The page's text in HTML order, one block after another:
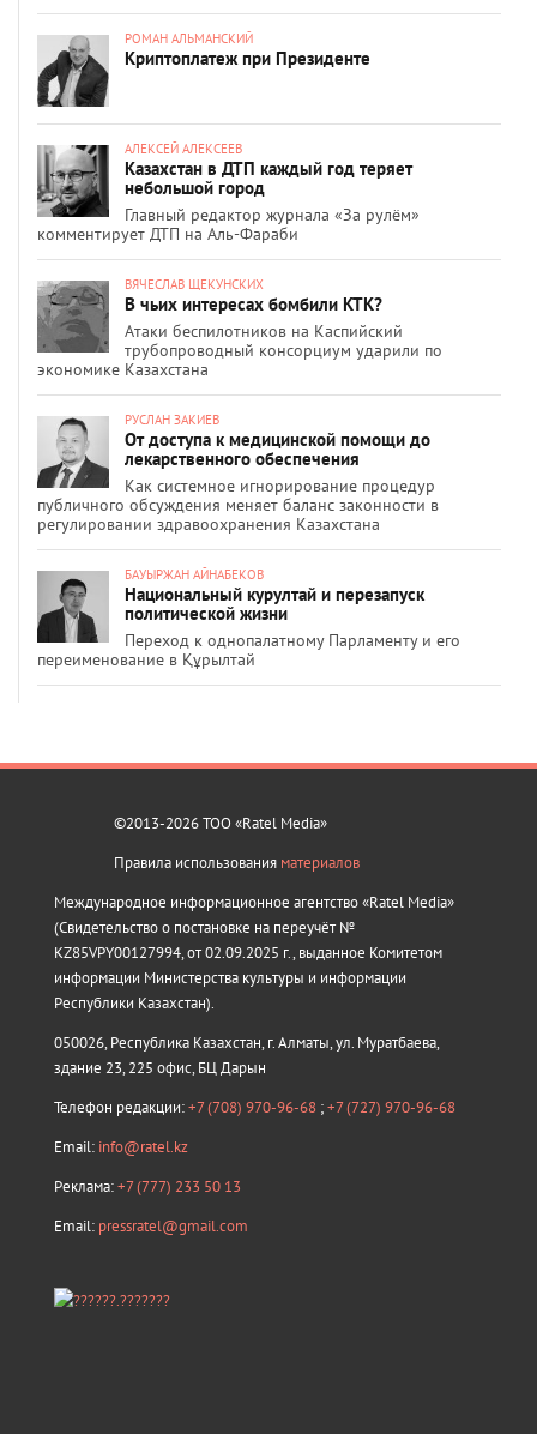
РОМАН АЛЬМАНСКИЙ
Криптоплатеж при Президенте
АЛЕКСЕЙ АЛЕКСЕЕВ
Казахстан в ДТП каждый год теряет
небольшой город
Главный редактор журнала «За рулём»
комментирует ДТП на Аль-Фараби
ВЯЧЕСЛАВ ЩЕКУНСКИХ
В чьих интересах бомбили КТК?
Атаки беспилотников на Каспийский
трубопроводный консорциум ударили по
экономике Казахстана
РУСЛАН ЗАКИЕВ
От доступа к медицинской помощи до
лекарственного обеспечения
Как системное игнорирование процедур
публичного обсуждения меняет баланс законности в
регулировании здравоохранения Казахстана
БАУЫРЖАН АЙНАБЕКОВ
Национальный курултай и перезапуск
политической жизни
Переход к однопалатному Парламенту и его
переименование в Құрылтай
©2013-2026 ТОО «Ratel Media»
Правила использования материалов
Международное информационное агентство «Ratel Media»
(Свидетельство о постановке на переучёт №
KZ85VPY00127994, от 02.09.2025 г., выданное Комитетом
информации Министерства культуры и информации
Республики Казахстан).
050026, Республика Казахстан, г. Алматы, ул. Муратбаева,
здание 23, 225 офис, БЦ Дарын
Телефон редакции:+7 (708) 970-96-68 ;+7 (727) 970-96-68
Email: info@ratel.kz
Реклама:+7 (777) 233 50 13
Email: pressratel@gmail.com